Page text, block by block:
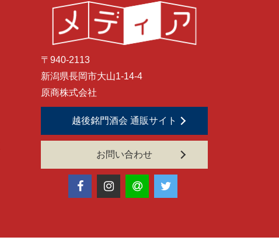
〒940-2113
新潟県長岡市大山1-14-4
原商株式会社
越後銘門酒会 通販サイト
お問い合わせ